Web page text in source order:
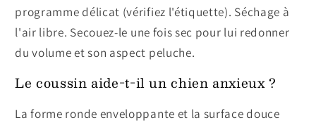
programme délicat (vérifiez l'étiquette). Séchage à
l'air libre. Secouez-le une fois sec pour lui redonner
du volume et son aspect peluche.
Le coussin aide-t-il un chien anxieux ?
La forme ronde enveloppante et la surface douce